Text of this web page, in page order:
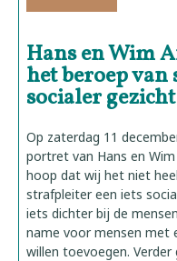
Hans en Wim
het beroep
socialer
Op zaterdag 11
portret van Hans en Wim
hoop dat wij het niet
strafpleiter een iets
iets dichter bij de
name voor mensen met
willen toevoegen. Verder